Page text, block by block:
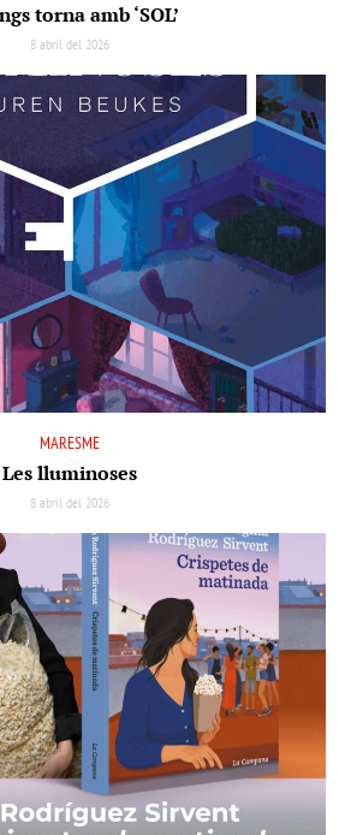
torna amb ‘SOL’
8 abril del 2026
MARESME
Les lluminoses
8 abril del 2026